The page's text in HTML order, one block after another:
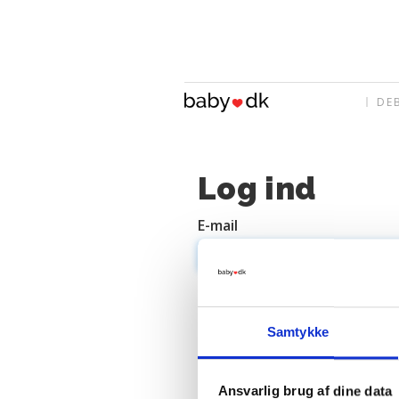
Samtykke
Ansvarlig brug af dine data
Log ind
E-mail